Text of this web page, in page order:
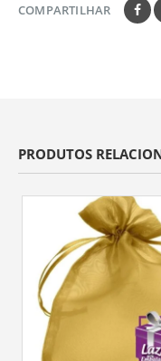
COMPARTILHAR
PRODUTOS